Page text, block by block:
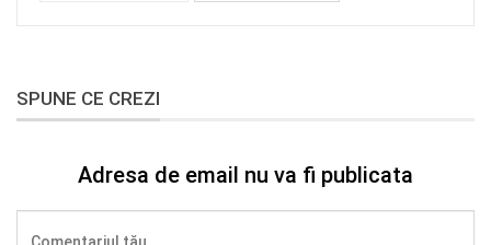
SPUNE CE CREZI
Adresa de email nu va fi publicata